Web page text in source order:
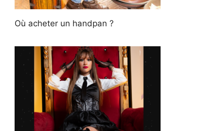
Où acheter un handpan ?